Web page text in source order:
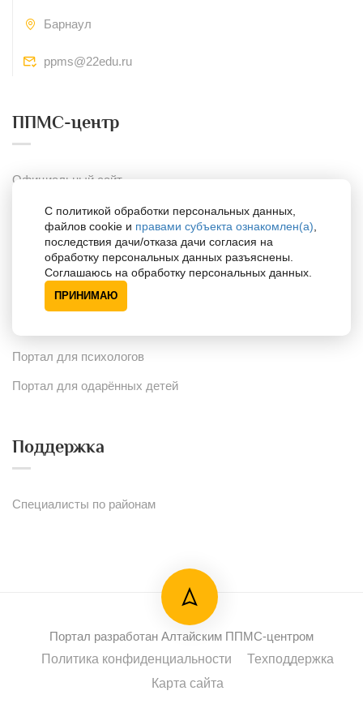
Барнаул
ppms@22edu.ru
ППМС-центр
Официальный сайт
Контакты
Адрес
Сайты
Портал для психологов
Портал для одарённых детей
Поддержка
Специалисты по районам
Портал разработан Алтайским ППМС-центром
Политика конфиденциальности
Техподдержка
Карта сайта
С политикой обработки персональных данных,
файлов cookie и правами субъекта ознакомлен(а)
последствия дачи/отказа дачи согласия на
обработку персональных данных разъяснены.
Соглашаюсь на обработку персональных данных.
ПРИНИМАЮ